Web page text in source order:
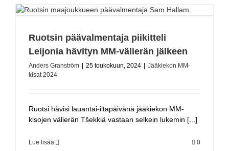
Ruotsin päävalmentaja piikitteli
Leijonia hävityn MM-välierän jälkeen
Anders Granström 25 toukokuun, 2024
Jääkiekon MM-
kisat 2024
Ruotsi hävisi lauantai-iltapäivänä jääkiekon MM-
kisojen välierän Tšekkiä vastaan selkein lukemin [...]
Lue lisää 0